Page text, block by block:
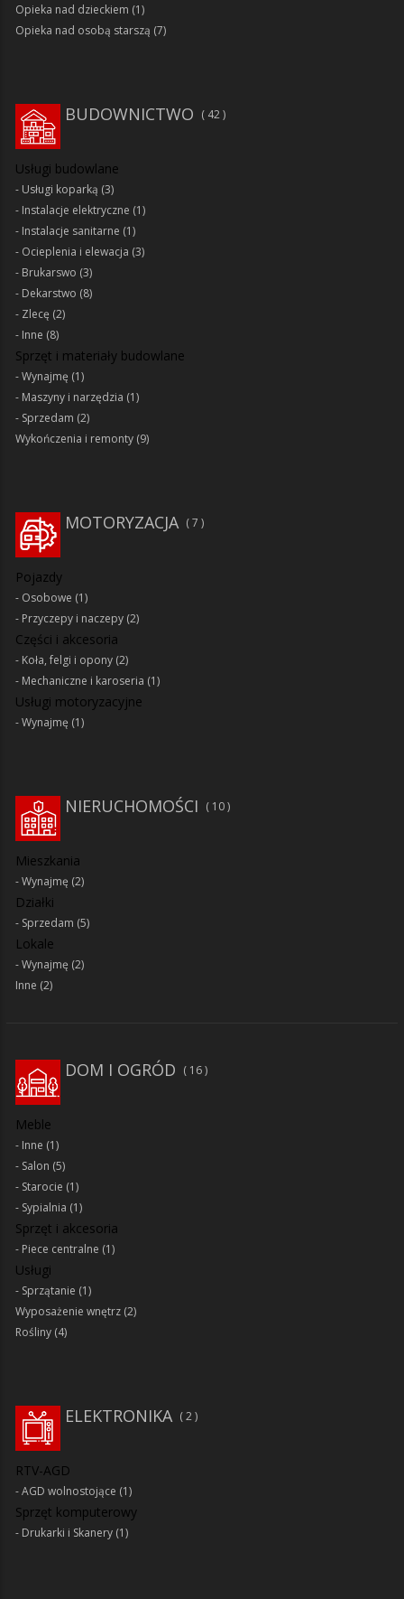
Opieka nad dzieckiem (1)
Opieka nad osobą starszą (7)
BUDOWNICTWO 42
Usługi budowlane
Usługi koparką (3)
Instalacje elektryczne (1)
Instalacje sanitarne (1)
Ocieplenia i elewacja (3)
Brukarswo (3)
Dekarstwo (8)
Zlecę (2)
Inne (8)
Sprzęt i materiały budowlane
Wynajmę (1)
Maszyny i narzędzia (1)
Sprzedam (2)
Wykończenia i remonty (9)
MOTORYZACJA 7
Pojazdy
Osobowe (1)
Przyczepy i naczepy (2)
Części i akcesoria
Koła, felgi i opony (2)
Mechaniczne i karoseria (1)
Usługi motoryzacyjne
Wynajmę (1)
NIERUCHOMOŚCI 10
Mieszkania
Wynajmę (2)
Działki
Sprzedam (5)
Lokale
Wynajmę (2)
Inne (2)
DOM I OGRÓD 16
Meble
Inne (1)
Salon (5)
Starocie (1)
Sypialnia (1)
Sprzęt i akcesoria
Piece centralne (1)
Usługi
Sprzątanie (1)
Wyposażenie wnętrz (2)
Rośliny (4)
2
ELEKTRONIKA
RTV-AGD
AGD wolnostojące (1)
Sprzęt komputerowy
Drukarki i Skanery (1)